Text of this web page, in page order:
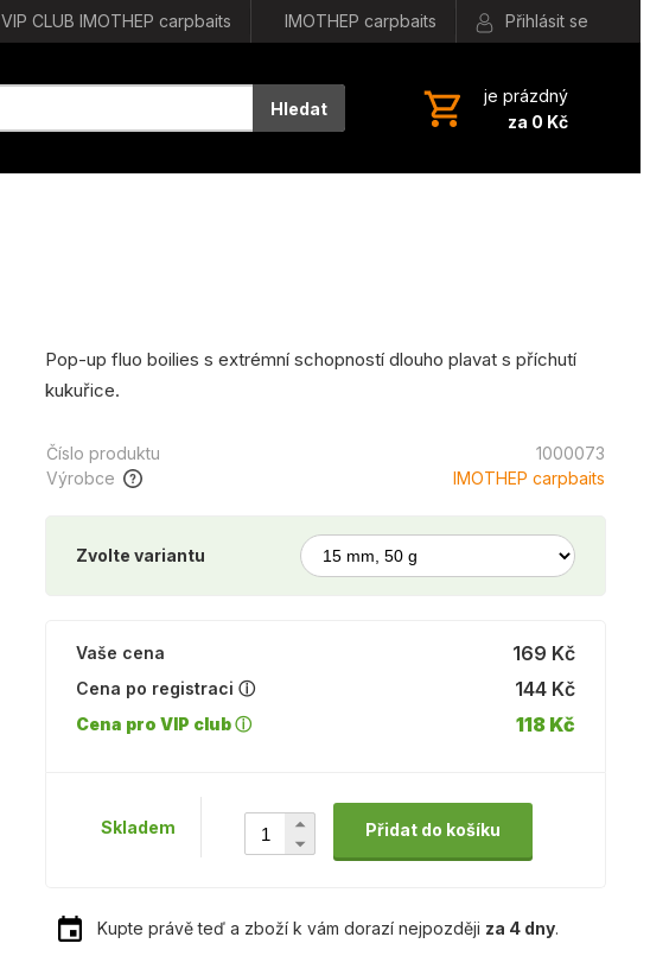
VIP CLUB IMOTHEP carpbaits IMOTHEP carpbaits Přihlásit se
Hledat
je prázdný
za 0 Kč
Pop-up fluo boilies s extrémní schopností dlouho plavat s příchutí
kukuřice.
Číslo produktu
1000073
Výrobce
IMOTHEP carpbaits
Zvolte variantu
169 Kč
Vaše cena
Cena po registraci ⓘ
144 Kč
Cena pro VIP club ⓘ 118 Kč
Skladem Přidat do košíku
Kupte právě teď a zboží k vám dorazí nejpozději za 4 dny.